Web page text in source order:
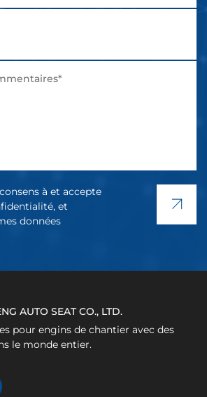
à et accepte
et
données
AUTO SEAT CO., LTD.
pour engins de chantier avec des
le monde entier.